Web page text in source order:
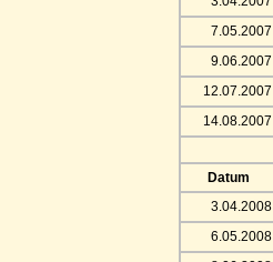
7.05.2007
9.06.2007
12.07.2007
14.08.2007
Datum
3.04.2008
6.05.2008